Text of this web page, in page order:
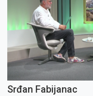
Srđan Fabijanac